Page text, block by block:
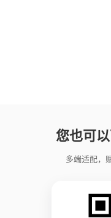
您也可
多端适配，